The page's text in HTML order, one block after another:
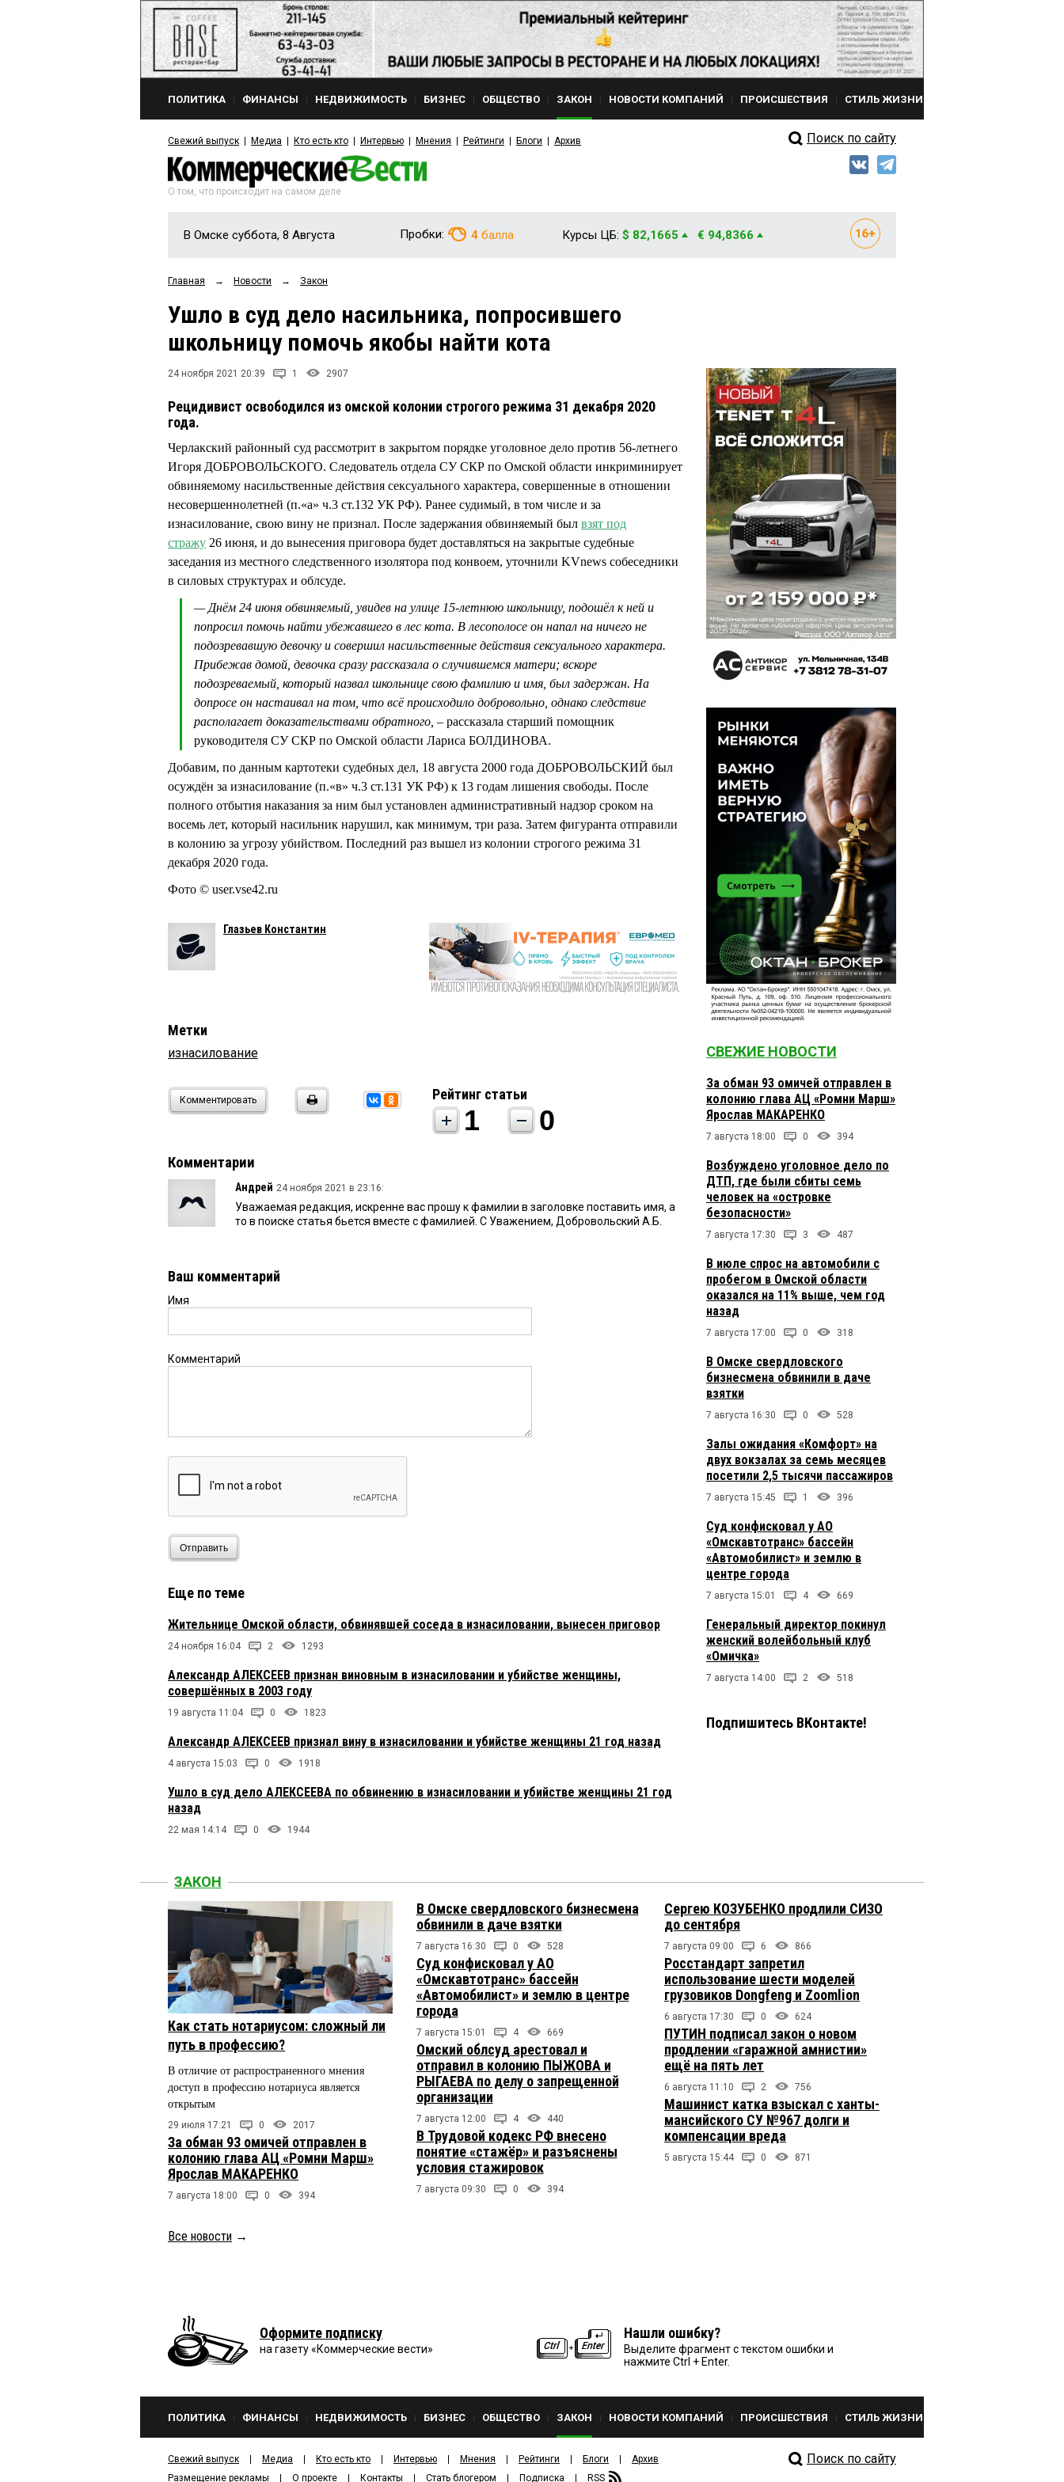
ПОЛИТИКА ФИНАНСЫ НЕДВИЖИМОСТЬ БИЗНЕС ОБЩЕСТВО ЗАКОН НОВОСТИ КОМПАНИЙ ПРОИСШЕСТВИЯ СТИЛЬ ЖИЗНИ
Свежий выпуск Медиа Кто есть кто Интервью Мнения Рейтинги Блоги Архив Поиск по сайту
О том, что происходит на самом деле
В Омске суббота, 8 Августа Пробки: 4 балла Курсы ЦБ: $ 82,1665 € 94,8366
Главная → Новости → Закон
Ушло в суд дело насильника, попросившего
школьницу помочь якобы найти кота
24 ноября 2021 20:39 1 2907
Рецидивист освободился из омской колонии строгого режима 31 декабря 2020
года.
Черлакский районный суд рассмотрит в закрытом порядке уголовное дело против 56-летнего
Игоря ДОБРОВОЛЬСКОГО. Следователь отдела СУ СКР по Омской области инкриминирует
обвиняемому насильственные действия сексуального характера, совершенные в отношении
несовершеннолетней (п.«а» ч.3 ст.132 УК РФ). Ранее судимый, в том числе и за
изнасилование, свою вину не признал. После задержания обвиняемый был взят под
стражу 26 июня, и до вынесения приговора будет доставляться на закрытые судебные
заседания из местного следственного изолятора под конвоем, уточнили KVnews собеседники
в силовых структурах и облсуде.
— Днём 24 июня обвиняемый, увидев на улице 15-летнюю школьницу, подошёл к ней и
попросил помочь найти убежавшего в лес кота. В лесополосе он напал на ничего не
подозревавшую девочку и совершил насильственные действия сексуального характера.
Прибежав домой, девочка сразу рассказала о случившемся матери; вскоре
подозреваемый, который назвал школьнице свою фамилию и имя, был задержан. На
допросе он настаивал на том, что всё происходило добровольно, однако следствие
располагает доказательствами обратного, – рассказала старший помощник
руководителя СУ СКР по Омской области Лариса БОЛДИНОВА.
Добавим, по данным картотеки судебных дел, 18 августа 2000 года ДОБРОВОЛЬСКИЙ был
осуждён за изнасилование (п.«в» ч.3 ст.131 УК РФ) к 13 годам лишения свободы. После
полного отбытия наказания за ним был установлен административный надзор сроком на
восемь лет, который насильник нарушил, как минимум, три раза. Затем фигуранта отправили
в колонию за угрозу убийством. Последний раз вышел из колонии строгого режима 31
декабря 2020 года.
Фото © user.vse42.ru
Глазьев Константин
Метки
изнасилование
Комментировать Рейтинг статьи
1 0
Комментарии
Андрей 24 ноября 2021 в 23:16:
Уважаемая редакция, искренне вас прошу к фамилии в заголовке поставить имя, а
то в поиске статья бьется вместе с фамилией. С Уважением, Добровольский А.Б.
Ваш комментарий
Имя
Комментарий
Отправить
Еще по теме
Жительнице Омской области, обвинявшей соседа в изнасиловании, вынесен приговор
24 ноября 16:04 2 1293
Александр АЛЕКСЕЕВ признан виновным в изнасиловании и убийстве женщины,
совершённых в 2003 году
19 августа 11:04 0 1823
Александр АЛЕКСЕЕВ признал вину в изнасиловании и убийстве женщины 21 год назад
4 августа 15:03 0 1918
Ушло в суд дело АЛЕКСЕЕВА по обвинению в изнасиловании и убийстве женщины 21 год
назад
22 мая 14:14 0 1944
СВЕЖИЕ НОВОСТИ
За обман 93 омичей отправлен в
колонию глава АЦ «Ромни Марш»
Ярослав МАКАРЕНКО
7 августа 18:00 0 394
Возбуждено уголовное дело по
ДТП, где были сбиты семь
человек на «островке
безопасности»
7 августа 17:30 3 487
В июле спрос на автомобили с
пробегом в Омской области
оказался на 11% выше, чем год
назад
7 августа 17:00 0 318
В Омске свердловского
бизнесмена обвинили в даче
взятки
7 августа 16:30 0 528
Залы ожидания «Комфорт» на
двух вокзалах за семь месяцев
посетили 2,5 тысячи пассажиров
7 августа 15:45 1 396
Суд конфисковал у АО
«Омскавтотранс» бассейн
«Автомобилист» и землю в
центре города
7 августа 15:01 4 669
Генеральный директор покинул
женский волейбольный клуб
«Омичка»
7 августа 14:00 2 518
Подпишитесь ВКонтакте!
ЗАКОН
Как стать нотариусом: сложный ли
путь в профессию?
В отличие от распространенного мнения
доступ в профессию нотариуса является
открытым
29 июля 17:21 0 2017
За обман 93 омичей отправлен в
колонию глава АЦ «Ромни Марш»
Ярослав МАКАРЕНКО
7 августа 18:00 0 394
В Омске свердловского бизнесмена
обвинили в даче взятки
7 августа 16:30 0 528
Суд конфисковал у АО
«Омскавтотранс» бассейн
«Автомобилист» и землю в центре
города
7 августа 15:01 4 669
Омский облсуд арестовал и
отправил в колонию ПЫЖОВА и
РЫГАЕВА по делу о запрещенной
организации
7 августа 12:00 4 440
В Трудовой кодекс РФ внесено
понятие «стажёр» и разъяснены
условия стажировок
7 августа 09:30 0 394
Сергею КОЗУБЕНКО продлили СИЗО
до сентября
7 августа 09:00 6 866
Росстандарт запретил
использование шести моделей
грузовиков Dongfeng и Zoomlion
6 августа 17:30 0 624
ПУТИН подписал закон о новом
продлении «гаражной амнистии»
ещё на пять лет
6 августа 11:10 2 756
Машинист катка взыскал с ханты-
мансийского СУ №967 долги и
компенсации вреда
5 августа 15:44 0 871
Все новости →
Оформите подписку
на газету «Коммерческие вести»
Нашли ошибку?
Выделите фрагмент с текстом ошибки и
нажмите Ctrl + Enter.
ПОЛИТИКА ФИНАНСЫ НЕДВИЖИМОСТЬ БИЗНЕС ОБЩЕСТВО ЗАКОН НОВОСТИ КОМПАНИЙ ПРОИСШЕСТВИЯ СТИЛЬ ЖИЗНИ
Свежий выпуск Медиа Кто есть кто Интервью Мнения Рейтинги Блоги
Архив
Размещение рекламы
О проекте Контакты Стать блогером Подписка RSS
Поиск по сайту